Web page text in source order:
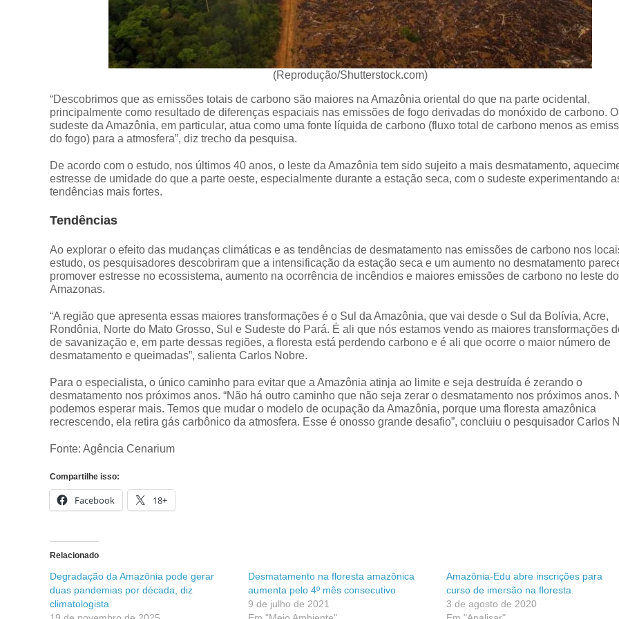
(Reprodução/Shutterstock.com)
“Descobrimos que as emissões totais de carbono são maiores na Amazônia oriental do que na parte ocidental,
principalmente como resultado de diferenças espaciais nas emissões de fogo derivadas do monóxido de carbono. O
sudeste da Amazônia, em particular, atua como uma fonte líquida de carbono (fluxo total de carbono menos as
do fogo) para a atmosfera”, diz trecho da pesquisa.
De acordo com o estudo, nos últimos 40 anos, o leste da Amazônia tem sido sujeito a mais desmatamento,
estresse de umidade do que a parte oeste, especialmente durante a estação seca, com o sudeste experimentando
tendências mais fortes.
Tendências
Ao explorar o efeito das mudanças climáticas e as tendências de desmatamento nas emissões de carbono nos
estudo, os pesquisadores descobriram que a intensificação da estação seca e um aumento no desmatamento
promover estresse no ecossistema, aumento na ocorrência de incêndios e maiores emissões de carbono no leste do
Amazonas.
“A região que apresenta essas maiores transformações é o Sul da Amazônia, que vai desde o Sul da Bolívia, Acre,
Rondônia, Norte do Mato Grosso, Sul e Sudeste do Pará. É ali que nós estamos vendo as maiores transformações
de savanização e, em parte dessas regiões, a floresta está perdendo carbono e é ali que ocorre o maior número de
desmatamento e queimadas”, salienta Carlos Nobre.
Para o especialista, o único caminho para evitar que a Amazônia atinja ao limite e seja destruída é zerando o
desmatamento nos próximos anos. “Não há outro caminho que não seja zerar o desmatamento nos próximos anos.
podemos esperar mais. Temos que mudar o modelo de ocupação da Amazônia, porque uma floresta amazônica
recrescendo, ela retira gás carbônico da atmosfera. Esse é onosso grande desafio”, concluiu o pesquisador Carlos
Fonte: Agência Cenarium
Compartilhe isso:
Facebook 18+
Relacionado
Degradação da Amazônia pode gerar
duas pandemias por década, diz
climatologista
Desmatamento na floresta amazônica
aumenta pelo 4º mês consecutivo
9 de julho de 2021
Amazônia-Edu abre inscrições para
curso de imersão na floresta.
3 de agosto de 2020